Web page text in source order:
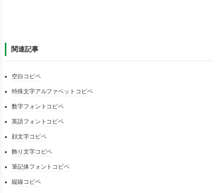
関連記事
空白コピペ
特殊文字アルファベットコピペ
数字フォントコピペ
英語フォントコピペ
顔文字コピペ
飾り文字コピペ
筆記体フォントコピペ
縦線コピペ